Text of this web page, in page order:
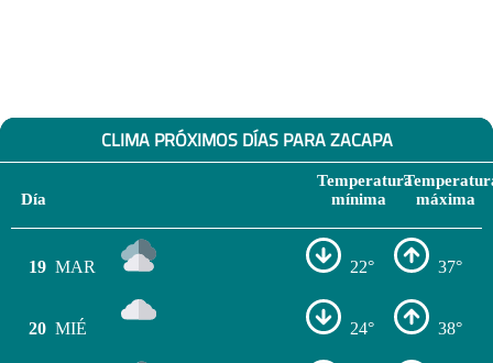
CLIMA PRÓXIMOS DÍAS PARA ZACAPA
Día
Temperatura
mínima
máxima
19 MAR 22° 37°
20 MIÉ 24° 38°